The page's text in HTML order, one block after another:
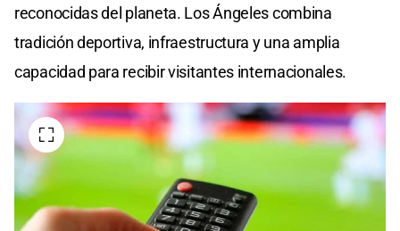
reconocidas del planeta. Los Ángeles combina
tradición deportiva, infraestructura y una amplia
capacidad para recibir visitantes internacionales.